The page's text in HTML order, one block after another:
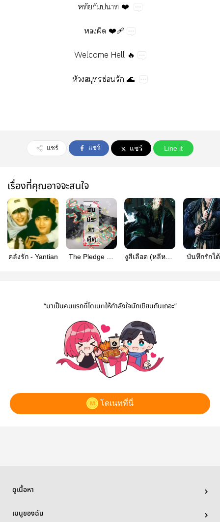
​ ​❤️
​ ​❤️🩹
Welcome​Hell 🔥
ห้​​ซ่​ 🌊
แชร์ แชร์ แชร์ Line it
เรื่องที่คุณอาจจะสนใจ
คลังรัก - Yantian
The Pledge ดั่ง
งูสีเลือด (หลีหลุน
บันทึกรักใ
“มาเป็นคนแรกที่โดเนทให้กำลังใจนักเขียนกันเถอะ”
โดเนทที่นี่
ดูเนื้อหา
เมนูของฉัน